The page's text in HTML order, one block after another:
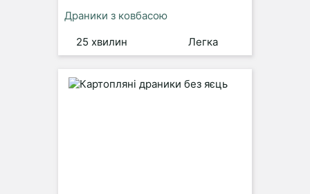
Драники з ковбасою
25 хвилин
Легка